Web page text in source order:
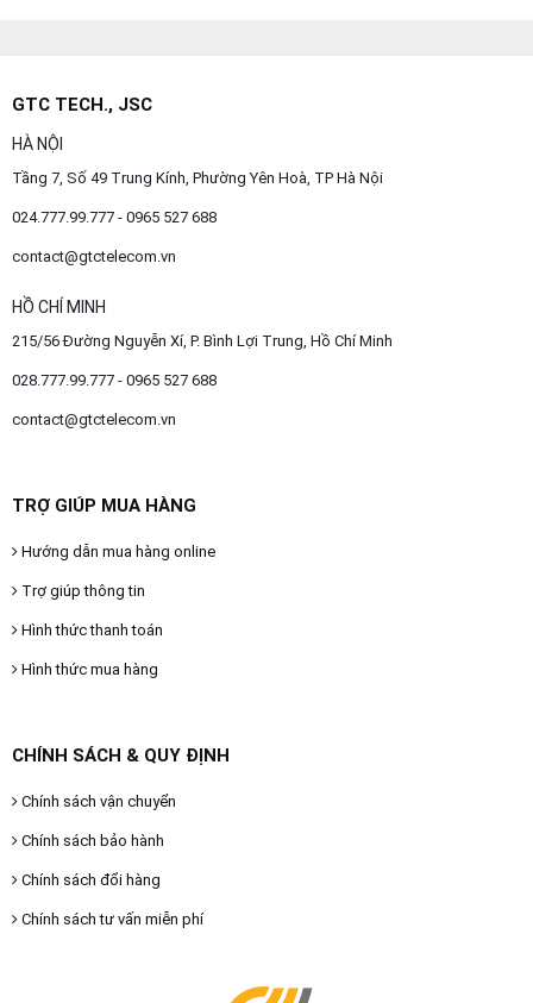
GTC TECH., JSC
HÀ NỘI
Tầng 7, Số 49 Trung Kính, Phường Yên Hoà, TP Hà Nội
024.777.99.777 - 0965 527 688
contact@gtctelecom.vn
HỒ CHÍ MINH
215/56 Đường Nguyễn Xí, P. Bình Lợi Trung, Hồ Chí Minh
028.777.99.777 - 0965 527 688
contact@gtctelecom.vn
TRỢ GIÚP MUA HÀNG
Hướng dẫn mua hàng online
Trợ giúp thông tin
Hình thức thanh toán
Hình thức mua hàng
CHÍNH SÁCH & QUY ĐỊNH
Chính sách vận chuyển
Chính sách bảo hành
Chính sách đổi hàng
Chính sách tư vấn miễn phí